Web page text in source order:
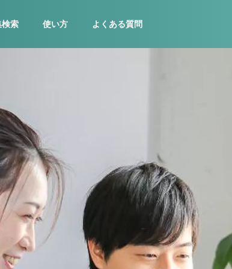
検索 使い方 よくある質問